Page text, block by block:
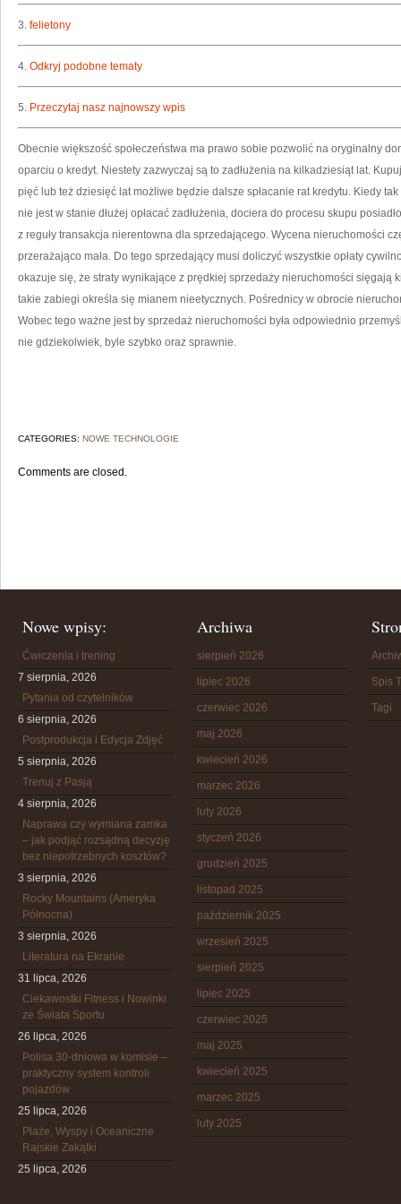
3. felietony
4. Odkryj podobne tematy
5. Przeczytaj nasz najnowszy wpis
Obecnie większość społeczeństwa ma prawo sobie pozwolić na oryginalny
oparciu o kredyt. Niestety zazwyczaj są to zadłużenia na kilkadziesiąt lat.
pięć lub też dziesięć lat możliwe będzie dalsze spłacanie rat kredytu. Kiedy
nie jest w stanie dłużej opłacać zadłużenia, dociera do procesu skupu
z reguły transakcja nierentowna dla sprzedającego. Wycena nieruchomości
przerażająco mała. Do tego sprzedający musi doliczyć wszystkie opłaty
okazuje się, że straty wynikające z prędkiej sprzedaży nieruchomości sięgają
takie zabiegi określa się mianem nieetycznych. Pośrednicy w obrocie
Wobec tego ważne jest by sprzedaż nieruchomości była odpowiednio
nie gdziekolwiek, byle szybko oraz sprawnie.
CATEGORIES: NOWE TECHNOLOGIE
Comments are closed.
Nowe wpisy:
Ćwiczenia i trening
7 sierpnia, 2026
Pytania od czytelników
6 sierpnia, 2026
Postprodukcja i Edycja Zdjęć
5 sierpnia, 2026
Trenuj z Pasją
4 sierpnia, 2026
Naprawa czy wymiana zamka
– jak podjąć rozsądną decyzję
bez niepotrzebnych kosztów?
3 sierpnia, 2026
Rocky Mountains (Ameryka
Północna)
3 sierpnia, 2026
Literatura na Ekranie
31 lipca, 2026
Ciekawostki Fitness i Nowinki
ze Świata Sportu
26 lipca, 2026
Polisa 30-dniowa w komisie –
praktyczny system kontroli
pojazdów
25 lipca, 2026
Plaże, Wyspy i Oceaniczne
Rajskie Zakątki
25 lipca, 2026
Archiwa
sierpień 2026
lipiec 2026
czerwiec 2026
maj 2026
kwiecień 2026
marzec 2026
luty 2026
styczeń 2026
grudzień 2025
listopad 2025
październik 2025
wrzesień 2025
sierpień 2025
lipiec 2025
czerwiec 2025
maj 2025
kwiecień 2025
marzec 2025
luty 2025
Spis
Tagi